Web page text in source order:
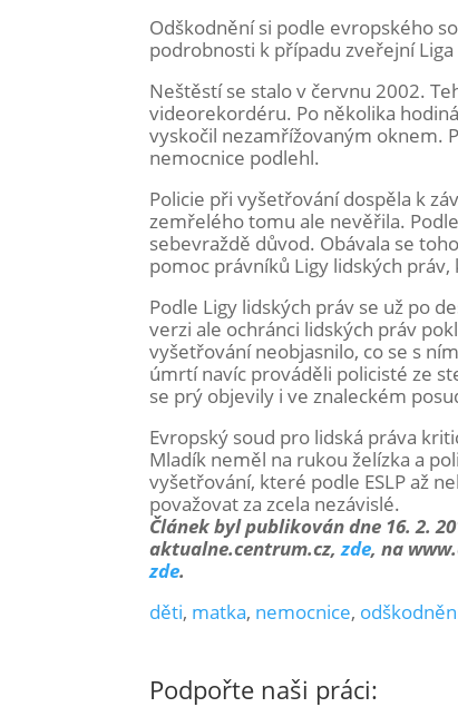
Odškodnění si podle evropského
podrobnosti k případu zveřejní
Neštěstí se stalo v červnu 2002.
videorekordéru. Po několika
vyskočil nezamřížovaným oknem.
nemocnice podlehl.
Policie při vyšetřování dospěla k
zemřelého tomu ale nevěřila.
sebevraždě důvod. Obávala se
pomoc právníků Ligy lidských
Podle Ligy lidských práv se už po
verzi ale ochránci lidských práv
vyšetřování neobjasnilo, co se s
úmrtí navíc prováděli policisté ze
se prý objevily i ve znaleckém
Evropský soud pro lidská práva
Mladík neměl na rukou želízka a
vyšetřování, které podle ESLP až
považovat za zcela nezávislé.
Článek byl publikován dne 16. 2.
aktualne.centrum.cz,zde, na
zde.
děti, matka, nemocnice,
Podpořte naši práci: